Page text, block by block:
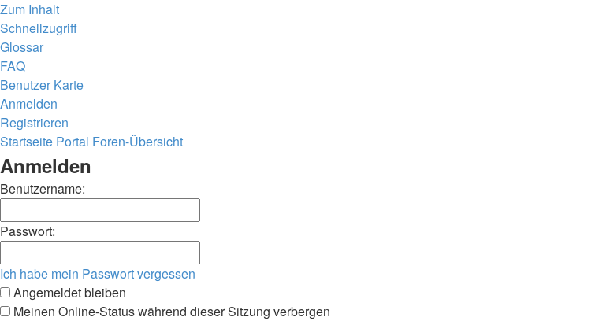
Zum Inhalt
Schnellzugriff
Glossar
FAQ
Benutzer Karte
Anmelden
Registrieren
Startseite Portal Foren-Übersicht
Anmelden
Benutzername:
Passwort:
Ich habe mein Passwort vergessen
Angemeldet bleiben
Meinen Online-Status während dieser Sitzung verbergen